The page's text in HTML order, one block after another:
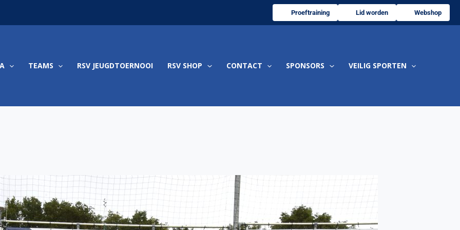
Proeftraining Lid worden Webshop
TEAMS RSV JEUGDTOERNOOI RSV SHOP CONTACT SPONSORS VEILIG SPORTEN